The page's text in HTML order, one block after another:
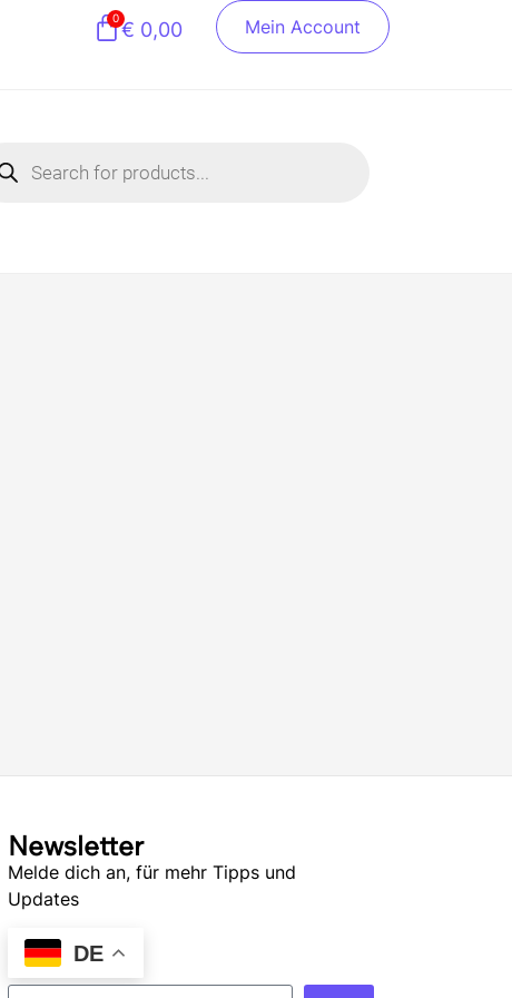
€ 0,00
0 Mein Account
Newsletter
Melde dich an, für mehr Tipps und
Updates
DE